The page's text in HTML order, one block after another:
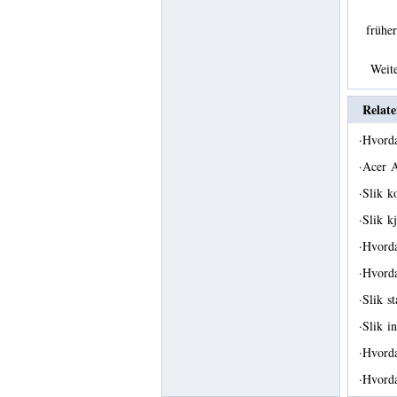
·
·Acer
·Slik
·Slik
·
·
·Slik
·Slik
·
·